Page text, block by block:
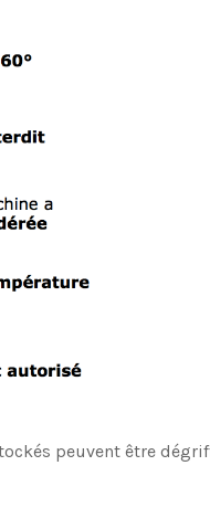
peuvent être